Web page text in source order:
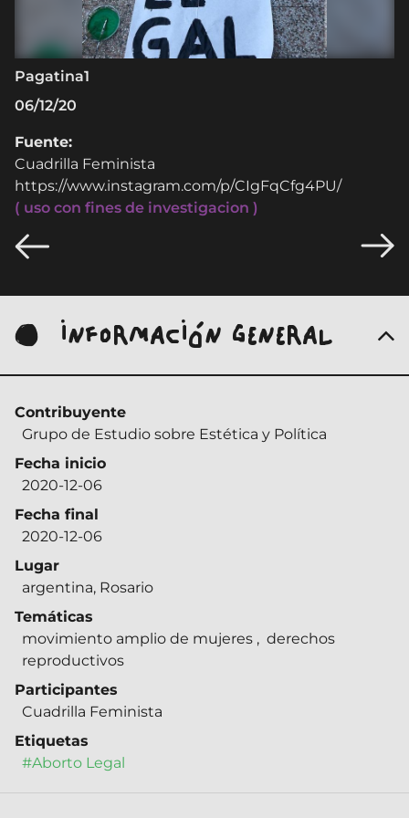
Pagatina1
06/12/20
Fuente:
Cuadrilla Feminista
https://www.instagram.com/p/CIgFqCfg4PU/
( uso con fines de investigacion )
INFORMACIÓN GENERAL
Contribuyente
Grupo de Estudio sobre Estética y Política
Fecha inicio
2020-12-06
Fecha final
2020-12-06
Lugar
argentina, Rosario
Temáticas
movimiento amplio de mujeres , derechos
reproductivos
Participantes
Cuadrilla Feminista
Etiquetas
#Aborto Legal